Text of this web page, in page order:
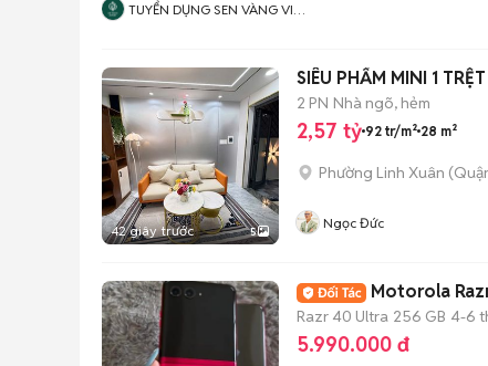
TUYỂN DỤNG SEN VÀNG VIỆT
42 giây trước 5
SIÊU PHẨM MINI 1
2 PN Nhà ngõ, hẻm
2,57 tỷ 92 tr/m² 28 m²
Phường Linh Xuân
Ngọc Đức
Motorola
Razr 40 Ultra 256 GB 4-6
5.990.000 đ